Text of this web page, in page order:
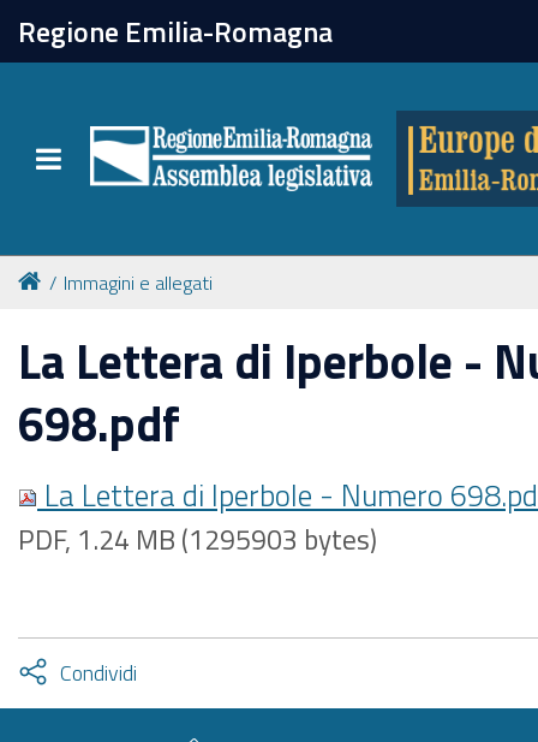
Regione Emilia-Romagna
Toggle navigation
chiudi
Attività
Formazione
Eventi
Tutte le notizie
Newsletter
Immagini e allegati
La Lettera di Iperbole -
698.pdf
La Lettera di Iperbole - Numero
PDF, 1.24 MB (1295903 bytes)
Condividi
facebook
twitter
Attiva
condividi